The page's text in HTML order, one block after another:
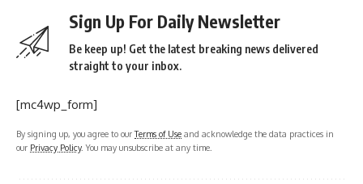
Sign Up For Daily Newsletter
Be keep up! Get the latest breaking news delivered
straight to your inbox.
[mc4wp_form]
By signing up, you agree to ourTerms of Use and acknowledge the data practices in
our Privacy Policy. You may unsubscribe at any time.